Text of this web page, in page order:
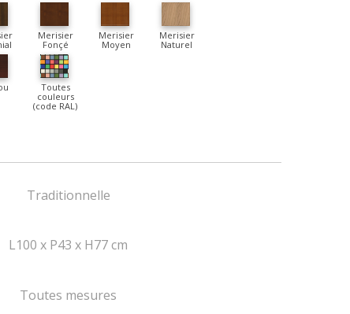
Merisier
Fonçé
Merisier
Moyen
Merisier
Naturel
Toutes
couleurs
(code RAL)
Traditionnelle
L100 x P43 x H77 cm
Toutes mesures